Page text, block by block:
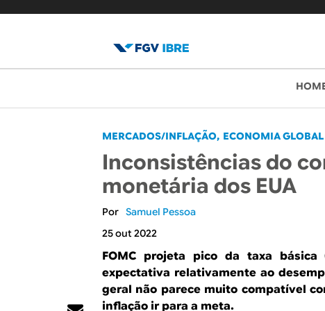
l
o
g
d
o
I
B
u
p
r
i
n
c
i
p
MERCADOS/INFLAÇÃO ECONOMIA GLOBAL
Inconsistências do
monetária dos EUA
Samuel Pessoa
25 out 2022
FOMC projeta pico da taxa básica
expectativa relativamente ao
geral não parece muito compatível
inflação ir para a meta.